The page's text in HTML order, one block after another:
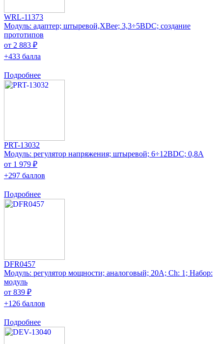
WRL-11373
Модуль: адаптер; штыревой,XBee; 3,3÷5ВDC; создание
прототипов
от 2 883 ₽
+433 балла
Подробнее
PRT-13032
Модуль: регулятор напряжения; штыревой; 6÷12ВDC; 0,8А
от 1 979 ₽
+297 баллов
Подробнее
DFR0457
Модуль: регулятор мощности; аналоговый; 20А; Ch: 1; Набор:
модуль
от 839 ₽
+126 баллов
Подробнее